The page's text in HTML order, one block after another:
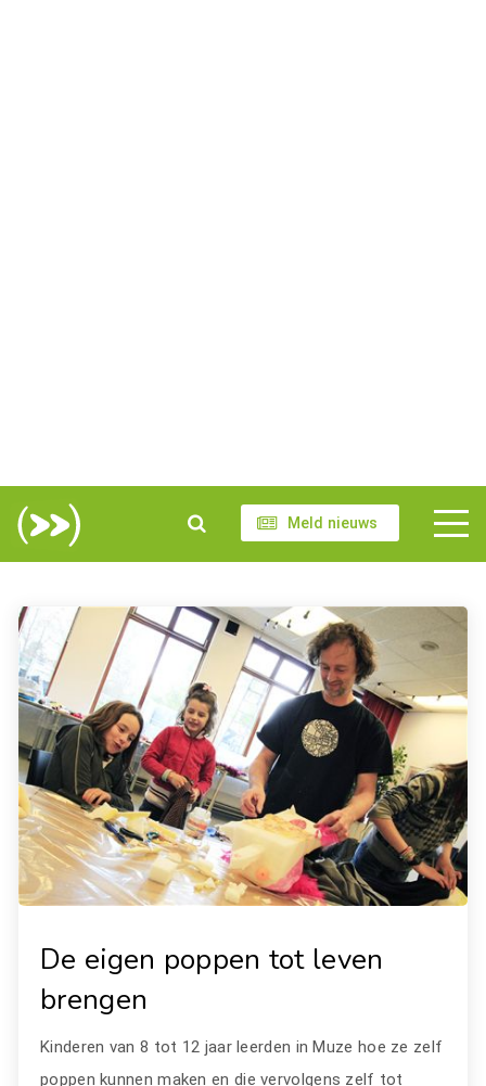
Meld nieuws
De eigen poppen tot leven
brengen
Kinderen van 8 tot 12 jaar leerden in Muze hoe ze zelf
poppen kunnen maken en die vervolgens zelf tot